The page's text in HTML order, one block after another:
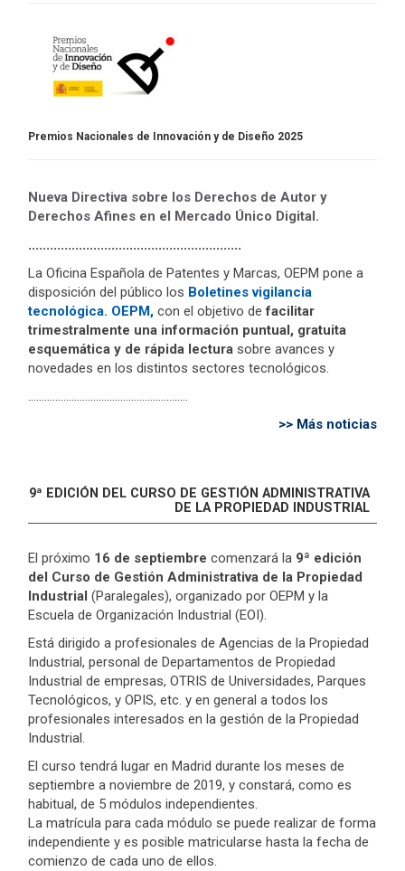
Premios Nacionales de Innovación y de Diseño 2025
Nueva Directiva sobre los Derechos de Autor y
Derechos Afines en el Mercado Único Digital.
...........................................................
La Oficina Española de Patentes y Marcas, OEPM pone a
disposición del público los Boletines vigilancia
tecnológica. OEPM , con el objetivo defacilitar
trimestralmente una información puntual, gratuita
esquemática y de rápida lectura sobre avances y
novedades en los distintos sectores tecnológicos.
...........................................................
>> Más noticias
9ª EDICIÓN DEL CURSO DE GESTIÓN ADMINISTRATIVA
DE LA PROPIEDAD INDUSTRIAL
El próximo 16 de septiembre comenzará la 9ª edición
del Curso de Gestión Administrativa de la Propiedad
Industrial (Paralegales), organizado por OEPM y la
Escuela de Organización Industrial (EOI).
Está dirigido a profesionales de Agencias de la Propiedad
Industrial, personal de Departamentos de Propiedad
Industrial de empresas, OTRIS de Universidades, Parques
Tecnológicos, y OPIS, etc. y en general a todos los
profesionales interesados en la gestión de la Propiedad
Industrial.
El curso tendrá lugar en Madrid durante los meses de
septiembre a noviembre de 2019, y constará, como es
habitual, de 5 módulos independientes.
La matrícula para cada módulo se puede realizar de forma
independiente y es posible matricularse hasta la fecha de
comienzo de cada uno de ellos.